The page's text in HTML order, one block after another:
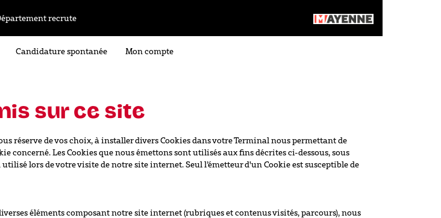
recrute
Candidature spontanée Mon compte
sur ce site
réserve de vos choix, à installer divers Cookies dans votre Terminal nous permettant de
Les Cookies que nous émettons sont utilisés aux fins décrites ci-dessous, sous
lors de votre visite de notre site internet. Seul l’émetteur d'un Cookie est susceptible de
éléments composant notre site internet (rubriques et contenus visités, parcours), nous